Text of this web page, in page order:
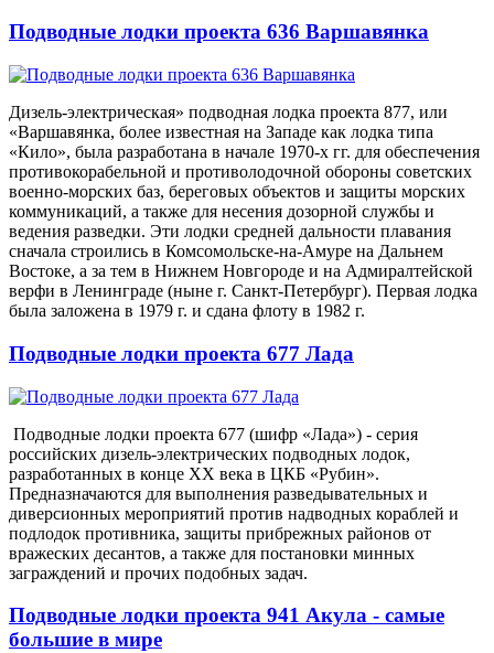
Подводные лодки проекта 636 Варшавянка
Дизель-электрическая» подводная лодка проекта 877, или
«Варшавянка, более известная на Западе как лодка типа
«Кило», была разработана в начале 1970-х гг. для обеспечения
противокорабельной и противолодочной обороны советских
военно-морских баз, береговых объектов и защиты морских
коммуникаций, а также для несения дозорной службы и
ведения разведки. Эти лодки средней дальности плавания
сначала строились в Комсомольске-на-Амуре на Дальнем
Востоке, а за тем в Нижнем Новгороде и на Адмиралтейской
верфи в Ленинграде (ныне г. Санкт-Петербург). Первая лодка
была заложена в 1979 г. и сдана флоту в 1982 г.
Подводные лодки проекта 677 Лада
Подводные лодки проекта 677 (шифр «Лада») - серия
российских дизель-электрических подводных лодок,
разработанных в конце XX века в ЦКБ «Рубин».
Предназначаются для выполнения разведывательных и
диверсионных мероприятий против надводных кораблей и
подлодок противника, защиты прибрежных районов от
вражеских десантов, а также для постановки минных
заграждений и прочих подобных задач.
Подводные лодки проекта 941 Акула - самые
большие в мире